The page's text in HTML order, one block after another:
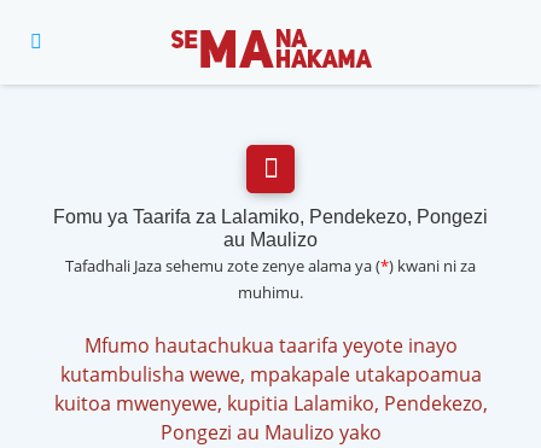
Fomu ya Taarifa za Lalamiko, Pendekezo, Pongezi
au Maulizo
Tafadhali Jaza sehemu zote zenye alama ya (*) kwani ni za
muhimu.
Mfumo hautachukua taarifa yeyote inayo
kutambulisha wewe, mpakapale utakapoamua
kuitoa mwenyewe, kupitia Lalamiko, Pendekezo,
Pongezi au Maulizo yako